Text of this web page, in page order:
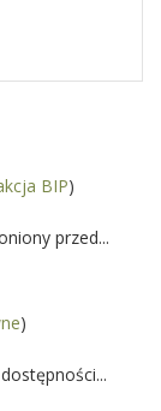
BIP)
przed...
)